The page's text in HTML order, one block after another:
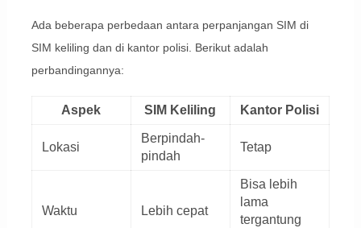
Ada beberapa perbedaan antara perpanjangan SIM di
SIM keliling dan di kantor polisi. Berikut adalah
perbandingannya:
Aspek SIM Keliling Kantor Polisi
Lokasi
Berpindah-
pindah
Tetap
Waktu Lebih cepat
Bisa lebih
lama
tergantung